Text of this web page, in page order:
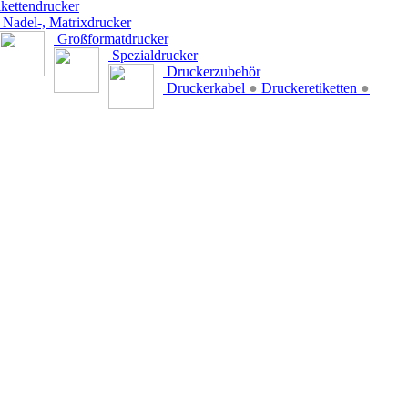
Nadel-, Matrixdrucker
Großformatdrucker
Spezialdrucker
Druckerzubehör
Druckerkabel ● Druckeretiketten ●